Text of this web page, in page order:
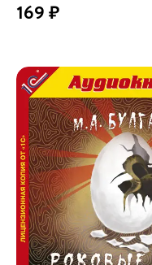
169 ₽